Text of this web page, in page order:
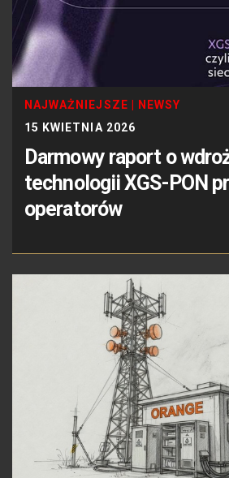
NAJWAŻNIEJSZE
NEWSY
15 KWIETNIA 2026
Darmowy raport o
technologii XGS-PON
operatorów